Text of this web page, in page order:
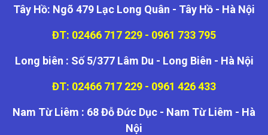
Tây Hồ: Ngõ 479 Lạc Long Quân - Tây Hồ - Hà Nội
ĐT: 02466 717 229 - 0961 733 795
Long biên : Số 5/377 Lâm Du - Long Biên - Hà Nội
ĐT: 02466 717 229 - 0961 426 433
Nam Từ Liêm : 68 Đỗ Đức Dục - Nam Từ Liêm - Hà
Nội